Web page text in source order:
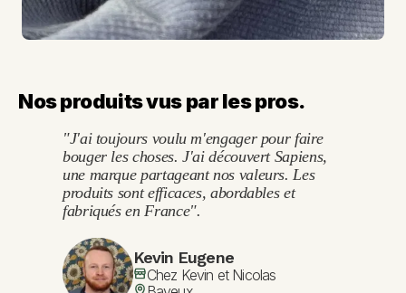
Nos produits vus par les pros.
"J'ai toujours voulu m'engager pour faire
bouger les choses. J'ai découvert Sapiens,
une marque partageant nos valeurs. Les
produits sont efficaces, abordables et
fabriqués en France".
Kevin Eugene
Chez Kevin et Nicolas